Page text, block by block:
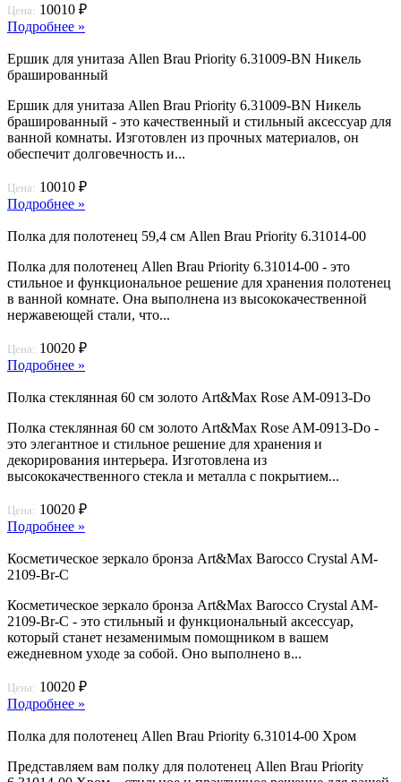
Цена: 10010 ₽
Подробнее »
Ершик для унитаза Allen Brau Priority 6.31009-BN Никель
брашированный
Ершик для унитаза Allen Brau Priority 6.31009-BN Никель
брашированный - это качественный и стильный аксессуар для
ванной комнаты. Изготовлен из прочных материалов, он
обеспечит долговечность и...
Цена: 10010 ₽
Подробнее »
Полка для полотенец 59,4 см Allen Brau Priority 6.31014-00
Полка для полотенец Allen Brau Priority 6.31014-00 - это
стильное и функциональное решение для хранения полотенец
в ванной комнате. Она выполнена из высококачественной
нержавеющей стали, что...
Цена: 10020 ₽
Подробнее »
Полка стеклянная 60 см золото Art&Max Rose AM-0913-Do
Полка стеклянная 60 см золото Art&Max Rose AM-0913-Do -
это элегантное и стильное решение для хранения и
декорирования интерьера. Изготовлена из
высококачественного стекла и металла с покрытием...
Цена: 10020 ₽
Подробнее »
Косметическое зеркало бронза Art&Max Barocco Crystal AM-
2109-Br-C
Косметическое зеркало бронза Art&Max Barocco Crystal AM-
2109-Br-C - это стильный и функциональный аксессуар,
который станет незаменимым помощником в вашем
ежедневном уходе за собой. Оно выполнено в...
Цена: 10020 ₽
Подробнее »
Полка для полотенец Allen Brau Priority 6.31014-00 Хром
Представляем вам полку для полотенец Allen Brau Priority